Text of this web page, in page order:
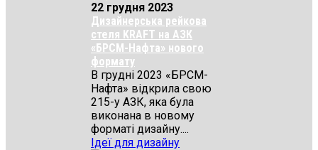
22 грудня 2023
Дизайнерська рейкова
стеля KRAFT на АЗК
«БРСМ-Нафта» нового
формату
В грудні 2023 «БРСМ-
Нафта» відкрила свою
215-у АЗК, яка була
виконана в новому
форматі дизайну....
Ідеї для дизайну